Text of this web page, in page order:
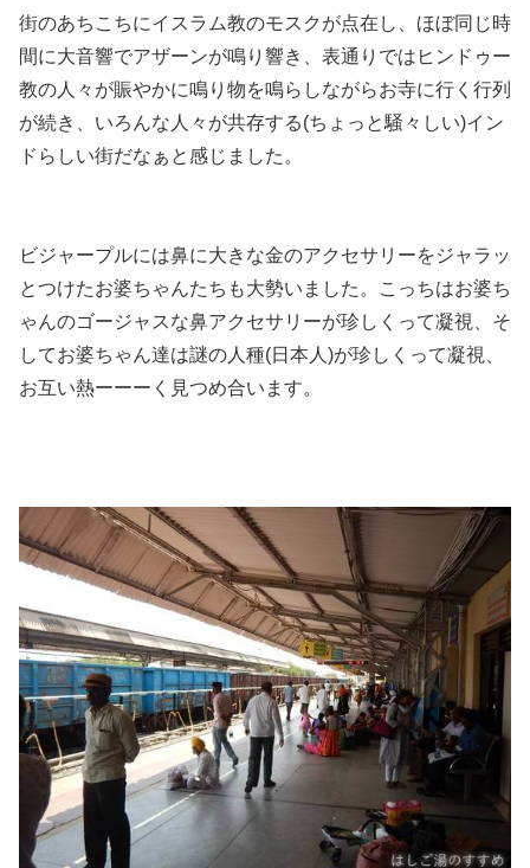
街のあちこちにイスラム教のモスクが点在し、ほぼ同じ時
間に大音響でアザーンが鳴り響き、表通りではヒンドゥー
教の人々が賑やかに鳴り物を鳴らしながらお寺に行く行列
が続き、いろんな人々が共存する(ちょっと騒々しい)イン
ドらしい街だなぁと感じました。
ビジャープルには鼻に大きな金のアクセサリーをジャラッ
とつけたお婆ちゃんたちも大勢いました。こっちはお婆ち
ゃんのゴージャスな鼻アクセサリーが珍しくって凝視、そ
してお婆ちゃん達は謎の人種(日本人)が珍しくって凝視、
お互い熱ーーーく見つめ合います。